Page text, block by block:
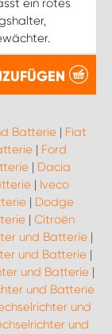
ein rotes
Batterie | Fiat
| Ford
| Dacia
| Iveco
| Dodge
| Citroën
und Batterie |
und Batterie |
und Batterie |
und Batterie
und
und